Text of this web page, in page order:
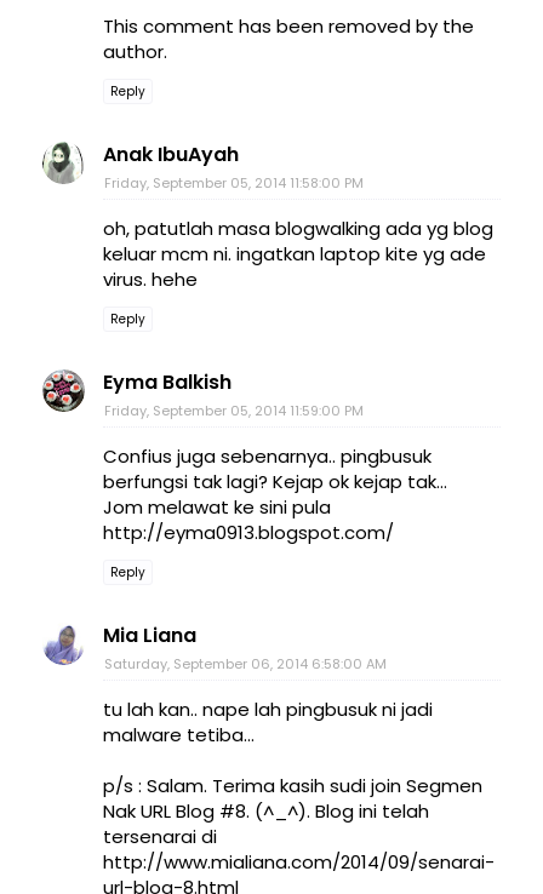
This comment has been removed by the
author.
Reply
Anak IbuAyah
Friday, September 05, 2014 11:58:00 PM
oh, patutlah masa blogwalking ada yg blog
keluar mcm ni. ingatkan laptop kite yg ade
virus. hehe
Reply
Eyma Balkish
Friday, September 05, 2014 11:59:00 PM
Confius juga sebenarnya.. pingbusuk
berfungsi tak lagi? Kejap ok kejap tak...
Jom melawat ke sini pula
http://eyma0913.blogspot.com/
Reply
Mia Liana
Saturday, September 06, 2014 6:58:00 AM
tu lah kan.. nape lah pingbusuk ni jadi
malware tetiba...
p/s : Salam. Terima kasih sudi join Segmen
Nak URL Blog #8. (^_^). Blog ini telah
tersenarai di
http://www.mialiana.com/2014/09/senarai-
url-blog-8.html